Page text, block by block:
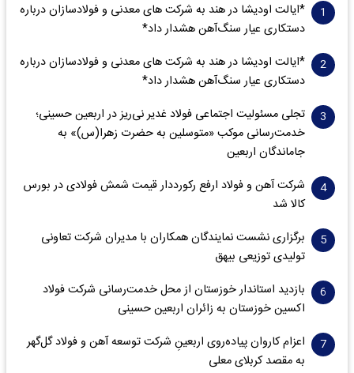
*ایالت اودیشا در هند به شرکت های معدنی و فولادسازان درباره
دستکاری عیار سنگ‌آهن هشدار داد*
*ایالت اودیشا در هند به شرکت های معدنی و فولادسازان درباره
دستکاری عیار سنگ‌آهن هشدار داد*
تجلی مسئولیت اجتماعی فولاد غدیر نی‌ریز در اربعین حسینی؛
خدمت‌رسانی موکب «متوسلین به حضرت زهرا(س)» به
جاماندگان اربعین
شرکت آهن و فولاد ارفع رکورددار قیمت شمش فولادی در بورس
کالا شد
برگزاری نشست نمایندگان همکاران با مدیران شرکت تعاونی
تولیدی توزیعی بیهق
بازدید استاندار خوزستان از محل خدمت‌رسانی شرکت فولاد
اکسین خوزستان به زائران اربعین حسینی
اعزام کاروان پیاده‌روی اربعینِ شرکت توسعه آهن و فولاد گل‌گهر
به مقصد کربلای معلی